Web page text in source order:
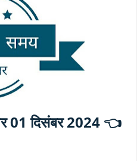
01 दिसंबर 2024 👈